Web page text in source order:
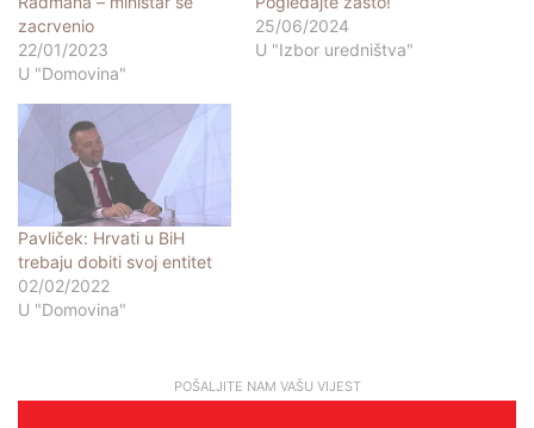
zacrvenio
22/01/2023
U "Domovina"
25/06/2024
U "Izbor uredništva"
Pavliček: Hrvati u BiH
trebaju dobiti svoj entitet
02/02/2022
U "Domovina"
POŠALJITE NAM VAŠU VIJEST